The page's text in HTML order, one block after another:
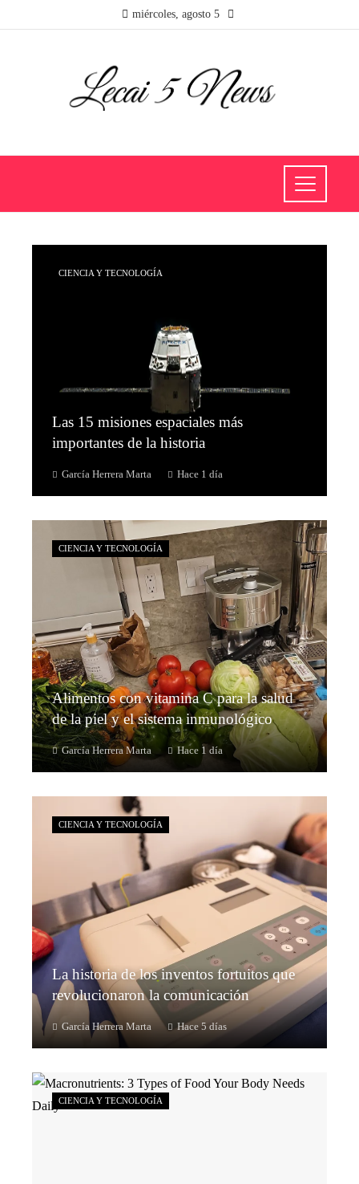
miércoles, agosto 5
CIENCIA Y TECNOLOGÍA
Las 15 misiones espaciales más
importantes de la historia
García Herrera Marta Hace 1 día
CIENCIA Y TECNOLOGÍA
Alimentos con vitamina C para la salud
de la piel y el sistema inmunológico
García Herrera Marta Hace 1 día
CIENCIA Y TECNOLOGÍA
La historia de los inventos fortuitos que
revolucionaron la comunicación
García Herrera Marta Hace 5 días
CIENCIA Y TECNOLOGÍA